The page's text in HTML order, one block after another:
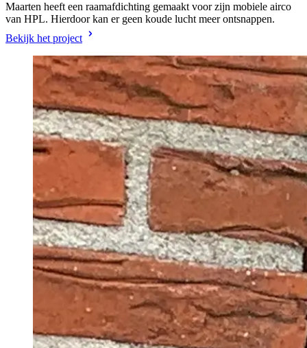
Maarten heeft een raamafdichting gemaakt voor zijn mobiele airco
van HPL. Hierdoor kan er geen koude lucht meer ontsnappen.
Bekijk het project